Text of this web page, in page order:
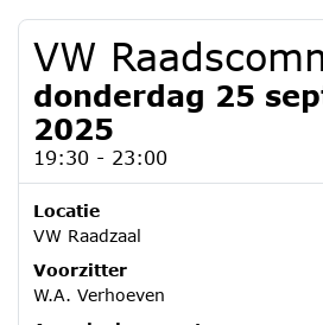
VW
donderdag 25
2025
19:30 - 23:00
Locatie
VW Raadzaal
Voorzitter
W.A. Verhoeven